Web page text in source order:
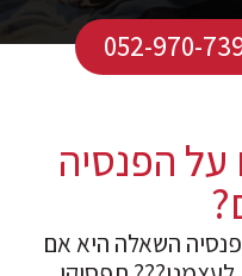
הפנסיה
השאלה היא אם